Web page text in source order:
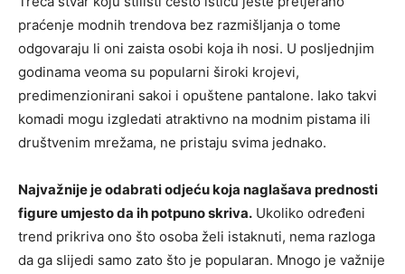
praćenje modnih trendova bez razmišljanja o tome
odgovaraju li oni zaista osobi koja ih nosi. U posljednjim
godinama veoma su popularni široki krojevi,
predimenzionirani sakoi i opuštene pantalone. Iako takvi
komadi mogu izgledati atraktivno na modnim pistama ili
društvenim mrežama, ne pristaju svima jednako.
Najvažnije je odabrati odjeću koja naglašava prednosti
figure umjesto da ih potpuno skriva. Ukoliko određeni
trend prikriva ono što osoba želi istaknuti, nema razloga
da ga slijedi samo zato što je popularan. Mnogo je važnije